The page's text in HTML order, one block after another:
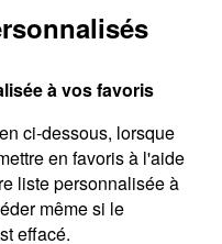
à vos favoris
ci-dessous, lorsque
en favoris à l'aide
liste personnalisée à
même si le
effacé.